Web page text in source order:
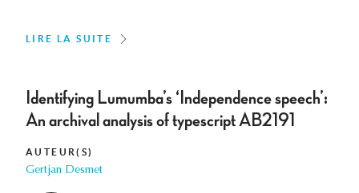
LIRE LA SUITE
Identifying Lumumba’s ‘Independence speech’:
An archival analysis of typescript AB2191
AUTEUR(S)
Gertjan Desmet